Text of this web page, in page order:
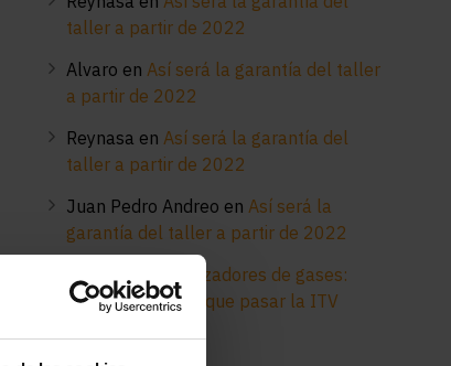
taller a partir de 2022
Alvaro en Así será la garantía del taller
a partir de 2022
Reynasa en Así será la garantía del
taller a partir de 2022
Juan Pedro Andreo en Así será la
garantía del taller a partir de 2022
Reynasa
en
Analizadores de gases:
para mucho más que pasar la ITV